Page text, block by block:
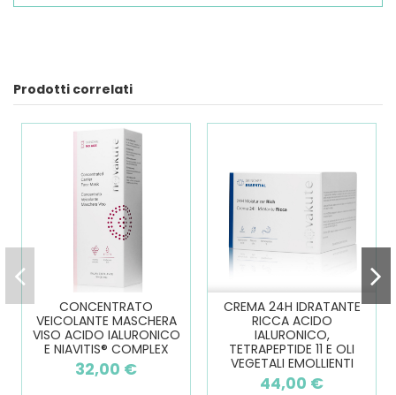
Prodotti correlati
CONCENTRATO
VEICOLANTE MASCHERA
VISO ACIDO IALURONICO
E NIAVITIS® COMPLEX
32,00 €
CREMA 24H IDRATANTE
RICCA ACIDO
IALURONICO,
TETRAPEPTIDE 11 E OLI
VEGETALI EMOLLIENTI
44,00 €